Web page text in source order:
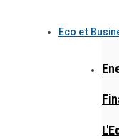
Eco et